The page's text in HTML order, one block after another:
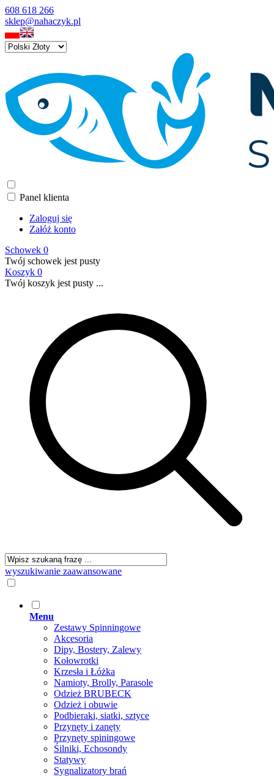
608 618 266
sklep@nahaczyk.pl
Panel klienta
Zaloguj się
Załóż konto
Schowek 0
Twój schowek jest pusty
Koszyk 0
Twój koszyk jest pusty ...
wyszukiwanie zaawansowane
Menu
Zestawy Spinningowe
Akcesoria
Dipy, Bostery, Zalewy
Kołowrotki
Krzesła i Łóżka
Namioty, Brolly, Parasole
Odzież BRUBECK
Odzież i obuwie
Podbieraki, siatki, sztyce
Przynęty i zanęty
Przynęty spiningowe
Śilniki, Echosondy
Statywy
Sygnalizatory brań